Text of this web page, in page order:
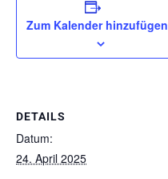
Zum Kalender hinzufügen
DETAILS
Datum:
24. April 2025